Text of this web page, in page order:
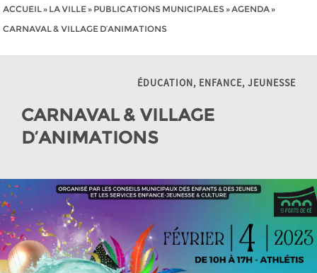
ACCUEIL» LA VILLE» PUBLICATIONS MUNICIPALES»AGENDA»
CARNAVAL & VILLAGE D’ANIMATIONS
ÉDUCATION, ENFANCE, JEUNESSE
CARNAVAL & VILLAGE
D’ANIMATIONS